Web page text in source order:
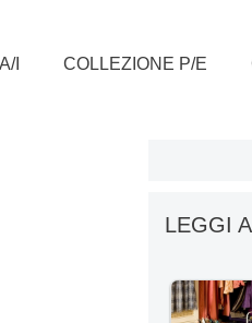
I COLLEZIONE P/E
LEGGI